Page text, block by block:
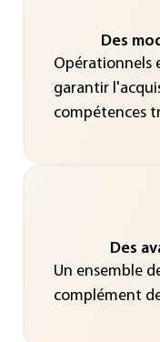
Des
Opérationnels
garantir
compétences
Des
Un ensemble
complément